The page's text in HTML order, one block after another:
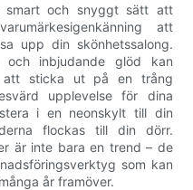
smart och snyggt sätt att
att
upp din skönhetssalong.
och inbjudande glöd kan
att sticka ut på en trång
upplevelse för dina
i en neonskylt till din
flockas till din dörr.
är inte bara en trend – de
som kan
år framöver.